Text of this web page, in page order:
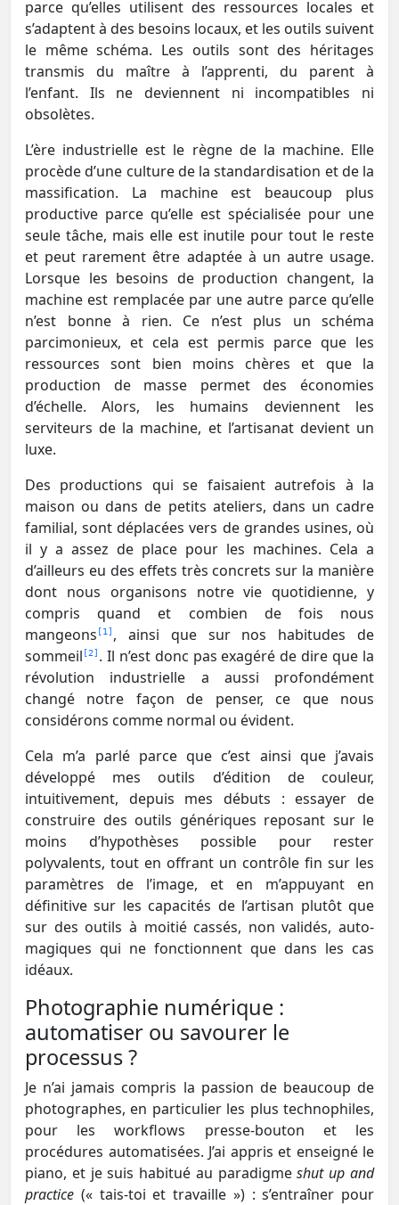
parce qu’elles utilisent des ressources locales et
s’adaptent à des besoins locaux, et les outils suivent
le même schéma. Les outils sont des héritages
transmis du maître à l’apprenti, du parent à
l’enfant. Ils ne deviennent ni incompatibles ni
obsolètes.
L’ère industrielle est le règne de la machine. Elle
procède d’une culture de la standardisation et de la
massification. La machine est beaucoup plus
productive parce qu’elle est spécialisée pour une
seule tâche, mais elle est inutile pour tout le reste
et peut rarement être adaptée à un autre usage.
Lorsque les besoins de production changent, la
machine est remplacée par une autre parce qu’elle
n’est bonne à rien. Ce n’est plus un schéma
parcimonieux, et cela est permis parce que les
ressources sont bien moins chères et que la
production de masse permet des économies
d’échelle. Alors, les humains deviennent les
serviteurs de la machine, et l’artisanat devient un
luxe.
Des productions qui se faisaient autrefois à la
maison ou dans de petits ateliers, dans un cadre
familial, sont déplacées vers de grandes usines, où
il y a assez de place pour les machines. Cela a
d’ailleurs eu des effets très concrets sur la manière
dont nous organisons notre vie quotidienne, y
compris quand et combien de fois nous
mangeons
1
, ainsi que sur nos habitudes de
sommeil
2
. Il n’est donc pas exagéré de dire que la
révolution industrielle a aussi profondément
changé notre façon de penser, ce que nous
considérons comme normal ou évident.
Cela m’a parlé parce que c’est ainsi que j’avais
développé mes outils d’édition de couleur,
intuitivement, depuis mes débuts : essayer de
construire des outils génériques reposant sur le
moins d’hypothèses possible pour rester
polyvalents, tout en offrant un contrôle fin sur les
paramètres de l’image, et en m’appuyant en
définitive sur les capacités de l’artisan plutôt que
sur des outils à moitié cassés, non validés, auto-
magiques qui ne fonctionnent que dans les cas
idéaux.
Photographie numérique :
automatiser ou savourer le
processus ?
Je n’ai jamais compris la passion de beaucoup de
photographes, en particulier les plus technophiles,
pour les workflows presse-bouton et les
procédures automatisées. J’ai appris et enseigné le
piano, et je suis habitué au paradigmeshut up and
practice (« tais-toi et travaille ») : s’entraîner pour